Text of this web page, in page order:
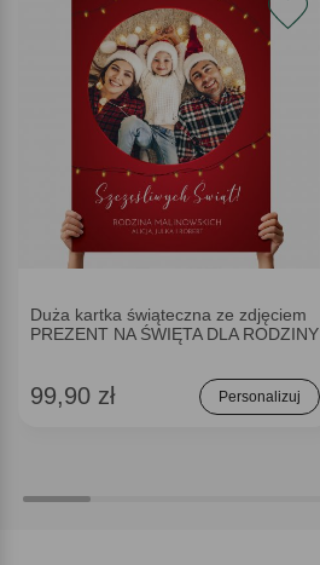
Duża kartka świąteczna ze zdjęciem
PREZENT NA ŚWIĘTA DLA RODZINY
99,90 zł Personalizuj